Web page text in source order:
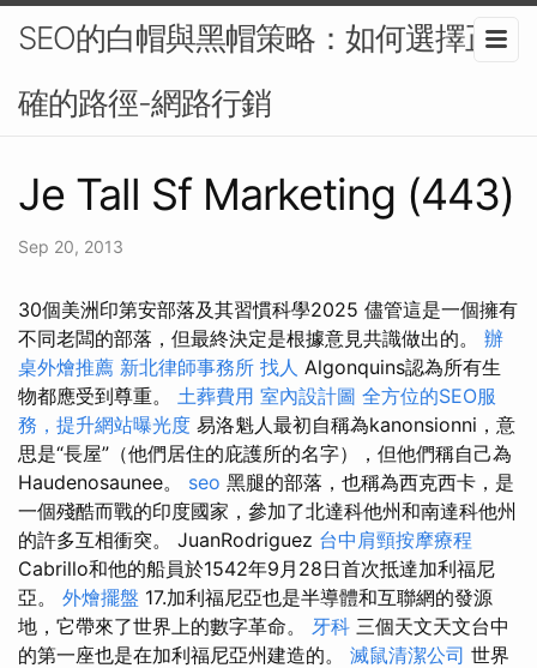
SEO的白帽與黑帽策略：如何選擇正
確的路徑-網路行銷
Je Tall Sf Marketing (443)
Sep 20, 2013
30個美洲印第安部落及其習慣科學2025 儘管這是一個擁有
不同老闆的部落，但最終決定是根據意見共識做出的。 辦
桌外燴推薦 新北律師事務所 找人 Algonquins認為所有生
物都應受到尊重。 土葬費用 室內設計圖 全方位的SEO服
務，提升網站曝光度 易洛魁人最初自稱為kanonsionni，意
思是“長屋”（他們居住的庇護所的名字），但他們稱自己為
Haudenosaunee。 seo 黑腿的部落，也稱為西克西卡，是
一個殘酷而戰的印度國家，參加了北達科他州和南達科他州
的許多互相衝突。 JuanRodriguez 台中肩頸按摩療程
Cabrillo和他的船員於1542年9月28日首次抵達加利福尼
亞。 外燴擺盤 17.加利福尼亞也是半導體和互聯網的發源
地，它帶來了世界上的數字革命。 牙科 三個天文天文台中
的第一座也是在加利福尼亞州建造的。 滅鼠清潔公司 世界